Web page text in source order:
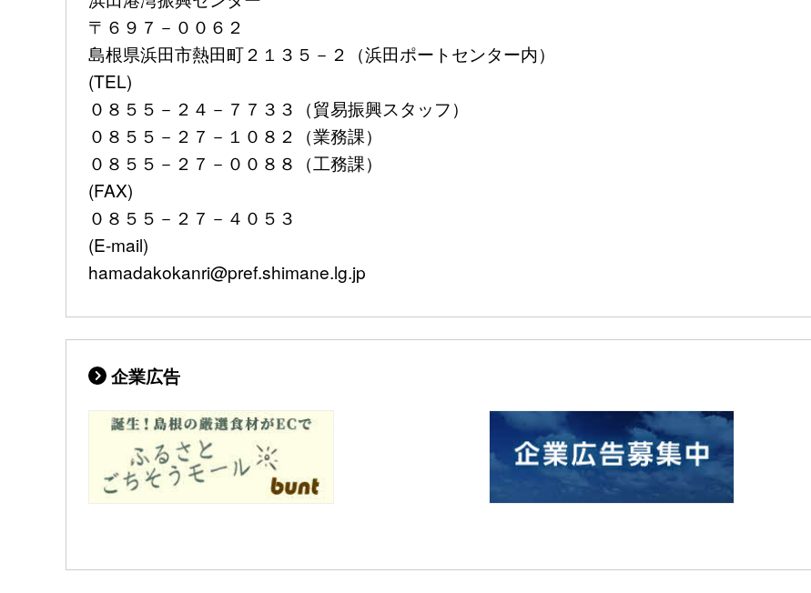
〒６９７－００６２
島根県浜田市熱田町２１３５－２（浜田ポートセンター内）
(TEL)
０８５５－２４－７７３３（貿易振興スタッフ）
０８５５－２７－１０８２（業務課）
０８５５－２７－００８８（工務課）
(FAX)
０８５５－２７－４０５３
(E-mail)
hamadakokanri@pref.shimane.lg.jp
企業広告